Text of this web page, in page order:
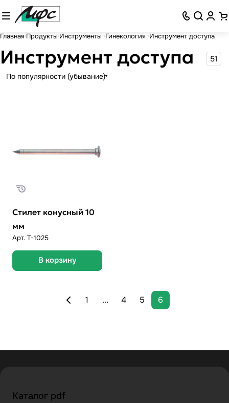
Главная Продукты Инструменты Гинекология Инструмент доступа
Инструмент доступа 51
По популярности (убывание)
Стилет конусный 10
мм
Арт. T-1025
В корзину
1 ... 4 5 6
Каталог pdf